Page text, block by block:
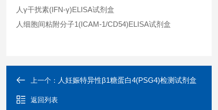
人γ干扰素(IFN-γ)ELISA试剂盒
人细胞间粘附分子1(ICAM-1/CD54)ELISA试剂盒
上一个： 人妊娠特异性β1糖蛋白4(PSG4)检测试剂盒
返回列表